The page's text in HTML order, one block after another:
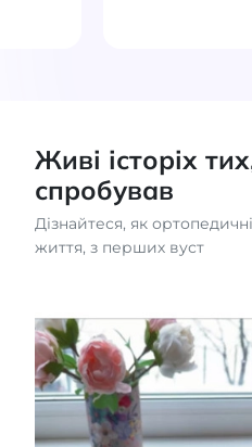
Живі історіх
спробував
Дізнайтеся, як
життя, з перших вуст